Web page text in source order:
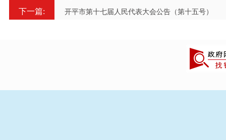
下一篇:
开平市第十七届人民代表大会公告（第十五号）